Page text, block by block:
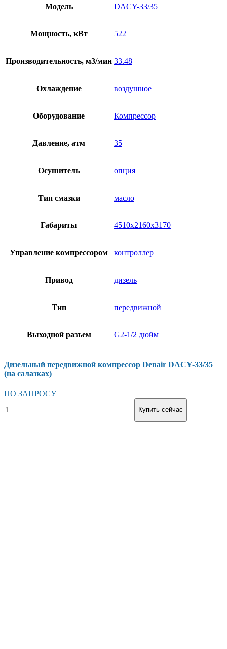
Модель DACY-33/35
Мощность, кВт 522
Производительность, м3/мин 33.48
Охлаждение воздушное
Оборудование Компрессор
Давление, атм 35
Осушитель опция
Тип смазки масло
Габариты 4510х2160х3170
Управление компрессором контроллер
Привод дизель
Тип передвижной
Выходной разъем G2-1/2 дюйм
Дизельный передвижной компрессор Denair DACY-33/35
(на салазках)
ПО ЗАПРОСУ
Дизельный
Купить сейчас